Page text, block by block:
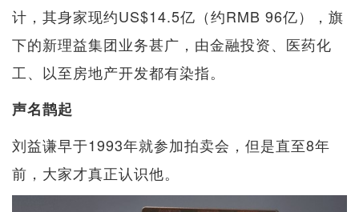
计，其身家现约US$14.5亿（约RMB 96亿），旗
下的新理益集团业务甚广，由金融投资、医药化
工、以至房地产开发都有染指。
声名鹊起
刘益谦早于1993年就参加拍卖会，但是直至8年
前，大家才真正认识他。